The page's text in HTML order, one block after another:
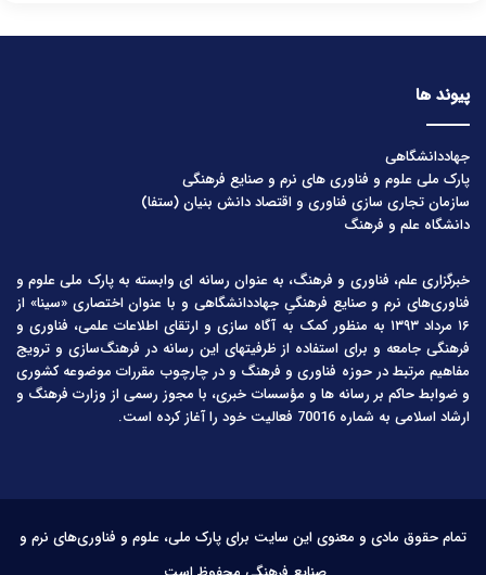
پیوند ها
جهاددانشگاهی
پارک ملی علوم و فناوری های نرم و صنایع فرهنگی
سازمان تجاری سازی فناوری و اقتصاد دانش بنیان (ستفا)
دانشگاه علم و فرهنگ
خبرگزاری علم، فناوری و فرهنگ، به عنوان رسانه ای وابسته به پارک ملی علوم و
فناوری‌های نرم و صنایع فرهنگیِ جهاددانشگاهی و با عنوان اختصاری «سینا» از
۱۶ مرداد ۱۳۹۳ به منظور کمک به آگاه سازی و ارتقای اطلاعات علمی، فناوری و
فرهنگی جامعه و برای استفاده از ظرفیتهای این رسانه در فرهنگ‌سازی و ترویج
مفاهیم مرتبط در حوزه فناوری و فرهنگ و در چارچوب مقررات موضوعه کشوری
و ضوابط حاکم بر رسانه ها و مؤسسات خبری، با مجوز رسمی از وزارت فرهنگ و
ارشاد اسلامی به شماره 70016 فعالیت خود را آغاز کرده است.
تمام حقوق مادی و معنوی این سایت برای پارک ملی، علوم و فناوری‌های نرم و